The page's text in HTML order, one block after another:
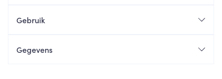
Gebruik
Gegevens